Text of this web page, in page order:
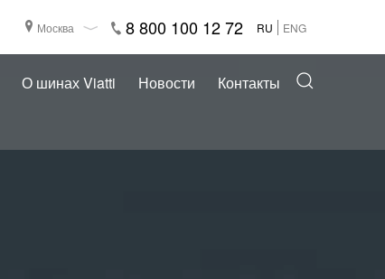
Москва 8 800 100 12 72 RU ENG
О шинах Viatti Новости
Контакты